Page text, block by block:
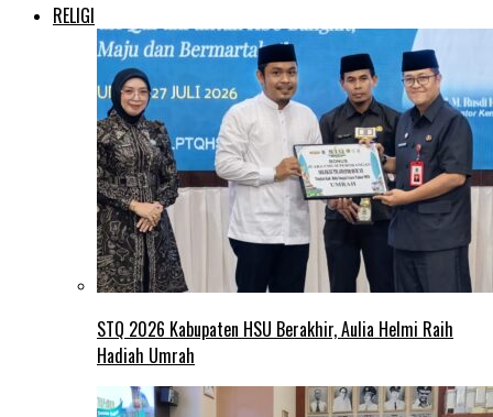
RELIGI
STQ 2026 Kabupaten HSU Berakhir, Aulia Helmi Raih
Hadiah Umrah